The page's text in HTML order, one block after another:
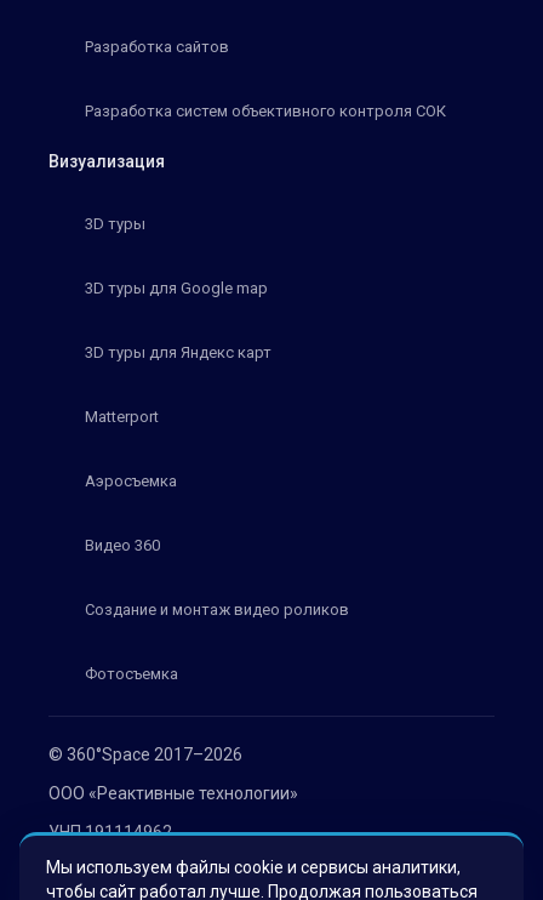
© 360°Space 2017–2026
ООО «Реактивные технологии»
УНП 191114962
г. Минск, ул. Мележа 1, офис 402
Разработка сайтов
Разработка систем объективного контроля СОК
Визуализация
3D туры
3D туры для Google map
3D туры для Яндекс карт
Matterport
Аэросъемка
Видео 360
Создание и монтаж видео роликов
Фотосъемка
Мы используем файлы cookie и сервисы аналитики,
чтобы сайт работал лучше. Продолжая пользоваться